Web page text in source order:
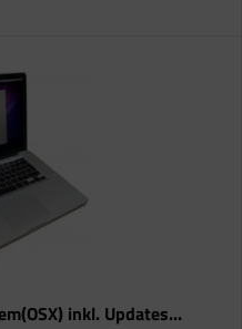
inkl. Updates...